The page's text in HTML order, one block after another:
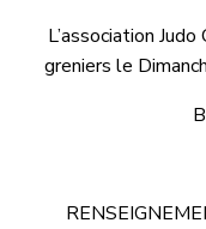
L’association
greniers le